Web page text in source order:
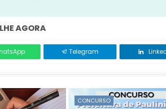
AGORA
Telegram
CONCURSO